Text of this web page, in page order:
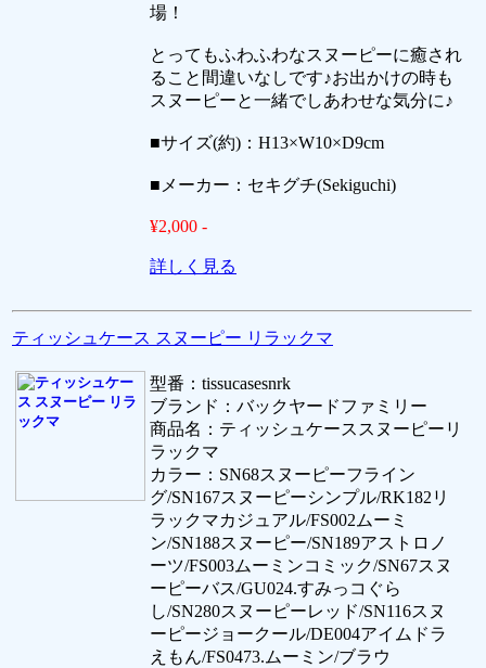
場！
とってもふわふわなスヌーピーに癒され
ること間違いなしです♪お出かけの時も
スヌーピーと一緒でしあわせな気分に♪
■サイズ(約)：H13×W10×D9cm
■メーカー：セキグチ(Sekiguchi)
¥2,000 -
詳しく見る
ティッシュケース スヌーピー リラックマ
型番：tissucasesnrk
ブランド：バックヤードファミリー
商品名：ティッシュケーススヌーピーリ
ラックマ
カラー：SN68スヌーピーフライン
グ/SN167スヌーピーシンプル/RK182リ
ラックマカジュアル/FS002ムーミ
ン/SN188スヌーピー/SN189アストロノ
ーツ/FS003ムーミンコミック/SN67スヌ
ーピーバス/GU024.すみっコぐら
し/SN280スヌーピーレッド/SN116スヌ
ーピージョークール/DE004アイムドラ
えもん/FS0473.ムーミン/ブラウ